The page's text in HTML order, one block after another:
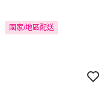
國家/地區配送